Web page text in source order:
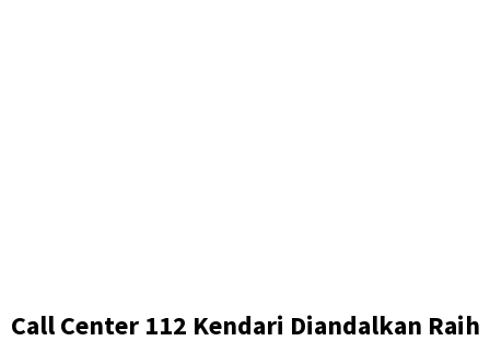
Call Center 112 Kendari Diandalkan Raih